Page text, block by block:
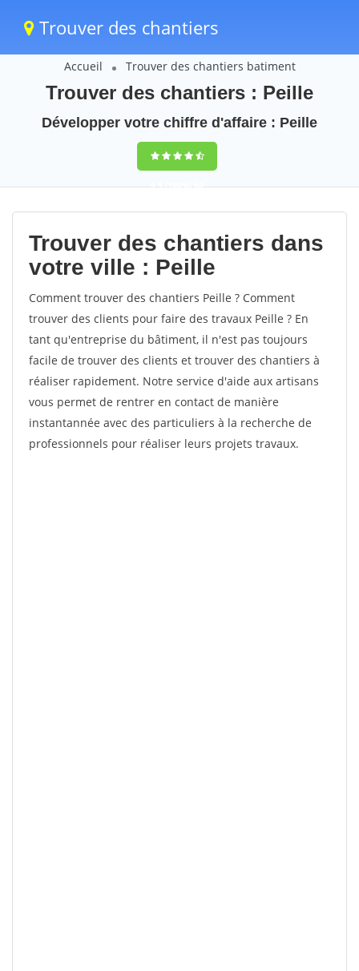
Trouver des chantiers
Accueil Trouver des chantiers batiment
Trouver des chantiers : Peille
Développer votre chiffre d'affaire : Peille
9,5(100%)60
votes
Trouver des chantiers dans
votre ville : Peille
Comment trouver des chantiers Peille ? Comment
trouver des clients pour faire des travaux Peille ? En
tant qu'entreprise du bâtiment, il n'est pas toujours
facile de trouver des clients et trouver des chantiers à
réaliser rapidement. Notre service d'aide aux artisans
vous permet de rentrer en contact de manière
instantannée avec des particuliers à la recherche de
professionnels pour réaliser leurs projets travaux.